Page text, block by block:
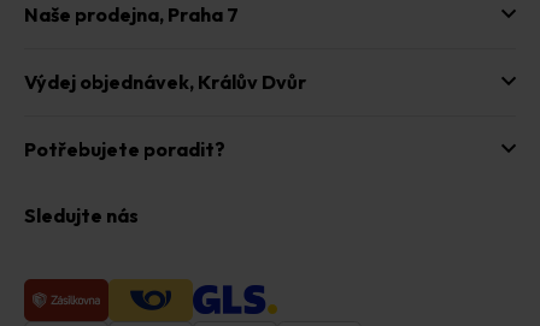
Naše prodejna, Praha 7
Výdej objednávek, Králův Dvůr
Potřebujete poradit?
Sledujte nás